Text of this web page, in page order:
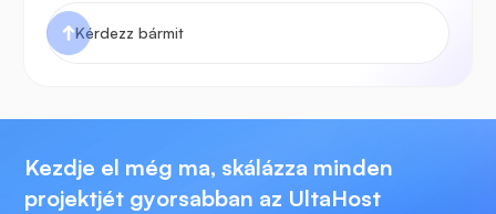
Kezdje el még ma, skálázza minden
projektjét gyorsabban az UltaHost